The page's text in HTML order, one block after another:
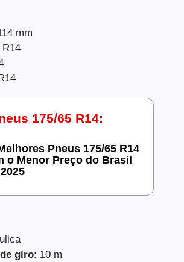
mm
R14
175/65 R14:
Pneus 175/65 R14
o Menor Preço do Brasil
giro: 10 m